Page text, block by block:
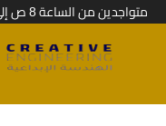
متواجدين من الساعة 8 ص إلى 10 م